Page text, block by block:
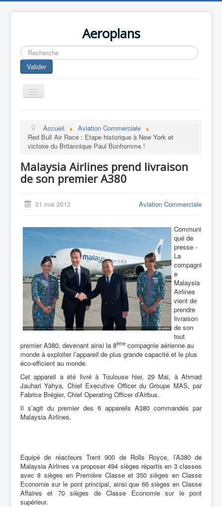
Aeroplans
Rechercher
Valider
Toggle
Navigation
Aviation Commerciale
Aviation d'Affaire
Aviation Militaire
Europespace
Drones
Accueil
Aviation Commerciale
Red Bull Air Race : Etape historique à New York et
victoire du Britannique Paul Bonhomme !
Malaysia Airlines prend livraison
de son premier A380
31 mai 2012 Aviation Commerciale
Communi
qué de
presse -
La
compagni
e
Malaysia
Airlines
vient de
prendre
livraison
de son
tout
premier A380, devenant ainsi la 8ème compagnie aérienne au
monde à exploiter l’appareil de plus grande capacité et le plus
éco-efficient au monde.
Cet appareil a été livré à Toulouse hier, 29 Mai, à Ahmad
Jauhari Yahya, Chief Executive Officer du Groupe MAS, par
Fabrice Brégier, Chief Operating Officer d’Airbus.
Il s’agit du premier des 6 appareils A380 commandés par
Malaysia Airlines.
Equipé de réacteurs Trent 900 de Rolls Royce, l’A380 de
Malaysia Airlines va proposer 494 sièges répartis en 3 classes
avec 8 sièges en Première Classe et 350 sièges en Classe
Economie sur le pont principal, ainsi que 66 sièges en Classe
Affaires et 70 sièges de Classe Economie sur le pont
supérieur.